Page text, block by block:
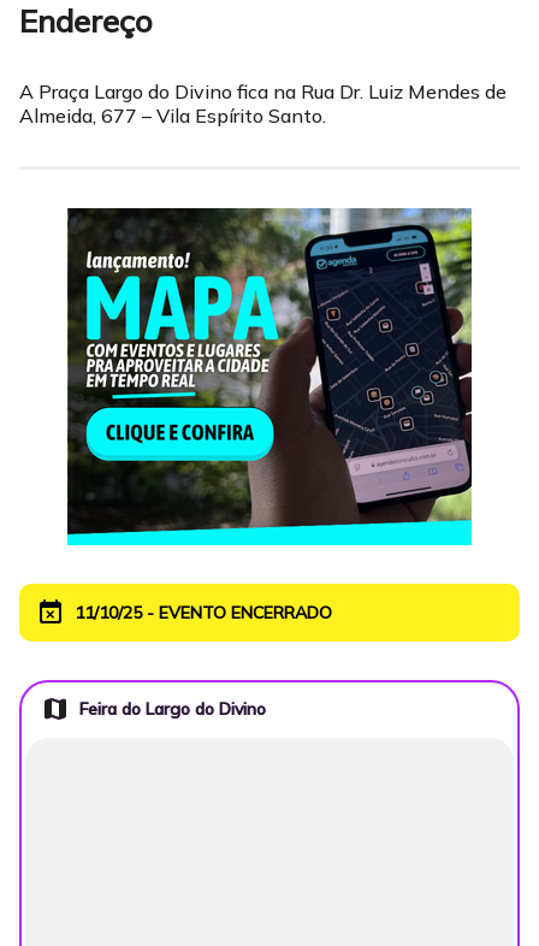
Endereço
A Praça Largo do Divino fica na Rua Dr. Luiz Mendes de
Almeida, 677 – Vila Espírito Santo.
event_busy 11/10/25 - EVENTO ENCERRADO
map Feira do Largo do Divino